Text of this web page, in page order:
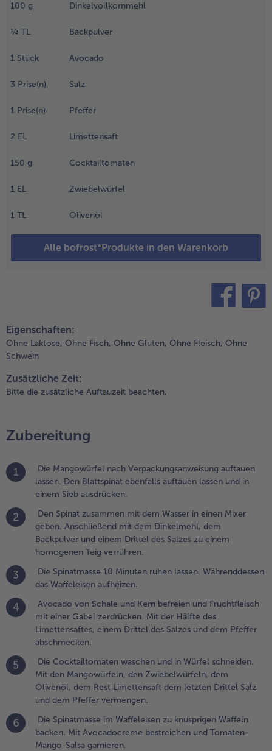
100 g Dinkelvollkornmehl
¼ TL Backpulver
1 Stück Avocado
3 Prise(n) Salz
1 Prise(n) Pfeffer
2 EL Limettensaft
150 g Cocktailtomaten
1 EL Zwiebelwürfel
1 TL Olivenöl
Alle bofrost*Produkte in den Warenkorb
in
dem
einem
des
Waffeleisen
von
der Hälfte
Drittel
Salzes und
Pfeffer
und in
Mit
Olivenöl,
Rest
Eigenschaften:
Ohne Laktose, Ohne Fisch, Ohne Gluten, Ohne Fleisch, Ohne
Schwein
Zusätzliche Zeit:
Bitte die zusätzliche Auftauzeit beachten.
Zubereitung
1
Die Mangowürfel nach Verpackungsanweisung auftauen
lassen. Den Blattspinat ebenfalls auftauen lassen und in
einem Sieb ausdrücken.
2
Den Spinat zusammen mit dem Wasser in einen Mixer
geben. Anschließend mit dem Dinkelmehl, dem
Backpulver und einem Drittel des Salzes zu einem
homogenen Teig verrühren.
3
Die Spinatmasse 10 Minuten ruhen lassen. Währenddessen
das Waffeleisen aufheizen.
4
Avocado von Schale und Kern befreien und Fruchtfleisch
mit einer Gabel zerdrücken. Mit der Hälfte des
Limettensaftes, einem Drittel des Salzes und dem Pfeffer
abschmecken.
5
Die Cocktailtomaten waschen und in Würfel schneiden.
Mit den Mangowürfeln, den Zwiebelwürfeln, dem
Olivenöl, dem Rest Limettensaft dem letzten Drittel Salz
und dem Pfeffer vermengen.
6
Die Spinatmasse im Waffeleisen zu knusprigen Waffeln
backen. Mit Avocadocreme bestreichen und Tomaten-
Mango-Salsa garnieren.